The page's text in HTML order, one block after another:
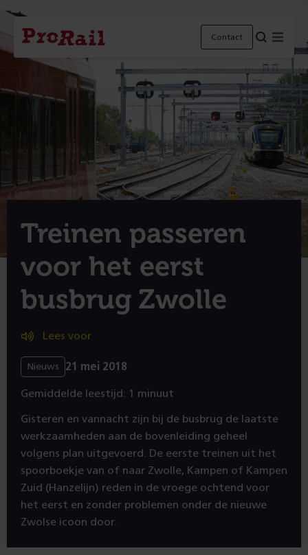
Navigatie
Homepage
ProRail
Contact
Treinen passeren
voor het eerst
busbrug Zwolle
Lees voor
Nieuws 21 mei 2018
Gemiddelde leestijd: 1 minuut
Gisteren en vannacht zijn bij de busbrug de laatste
werkzaamheden aan de bovenleiding geheel
volgens plan uitgevoerd. De eerste treinen uit het
spoorboekje van of naar Zwolle, Kampen of Kampen
Zuid (Hanzelijn) reden in de vroege ochtend voor
het eerst en zonder problemen onder de nieuwe
Zwolse icoon door.